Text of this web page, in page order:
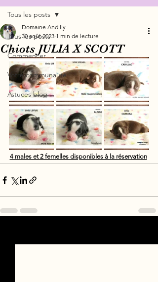
Tous les posts
Commencer
Votre communauté
Astuces blog
Tous les posts
Chiots JULIA X SCOTT
Domaine Andilly
30 août 2023 1 min de lecture
4 males et 2 femelles disponibles à la réservation